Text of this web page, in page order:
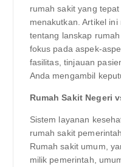
rumah sakit yang
menakutkan. Artikel
tentang lanskap
fokus pada aspek-
fasilitas, tinjauan
Anda mengambil
Rumah Sakit Negeri
Sistem layanan
rumah sakit
Rumah sakit umum,
milik pemerintah,